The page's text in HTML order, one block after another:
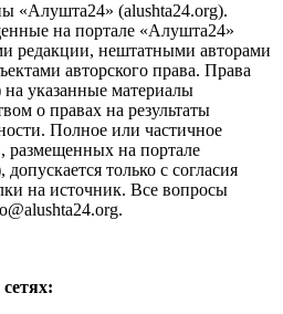
«Алушта24» (alushta24.org).
на портале «Алушта24»
редакции, нештатными авторами
авторского права. Права
указанные материалы
о правах на результаты
Полное или частичное
размещенных на портале
только с согласия
на источник. Все вопросы